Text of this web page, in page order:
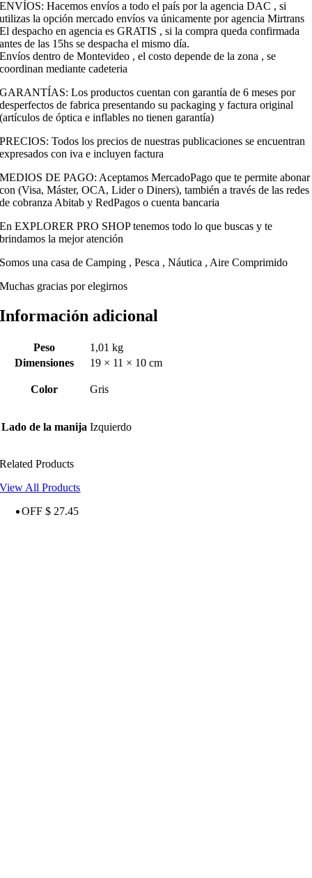
ENVÍOS: Hacemos envíos a todo el país por la agencia DAC , si
utilizas la opción mercado envíos va únicamente por agencia Mirtrans
El despacho en agencia es GRATIS , si la compra queda confirmada
antes de las 15hs se despacha el mismo día.
Envíos dentro de Montevideo , el costo depende de la zona , se
coordinan mediante cadeteria
GARANTÍAS: Los productos cuentan con garantía de 6 meses por
desperfectos de fabrica presentando su packaging y factura original
(artículos de óptica e inflables no tienen garantía)
PRECIOS: Todos los precios de nuestras publicaciones se encuentran
expresados con iva e incluyen factura
MEDIOS DE PAGO: Aceptamos MercadoPago que te permite abonar
con (Visa, Máster, OCA, Lider o Diners), también a través de las redes
de cobranza Abitab y RedPagos o cuenta bancaria
En EXPLORER PRO SHOP tenemos todo lo que buscas y te
brindamos la mejor atención
Somos una casa de Camping , Pesca , Náutica , Aire Comprimido
Muchas gracias por elegirnos
Información adicional
Peso
1,01 kg
Dimensiones
19 × 11 × 10 cm
Color Gris
Lado de la manija Izquierdo
Related Products
View All Products
OFF $ 27.45